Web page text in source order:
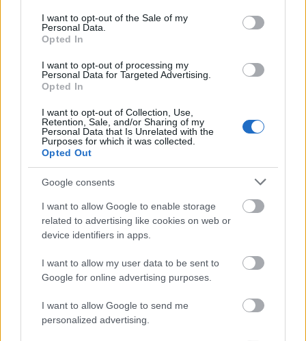
consent section.
I want to opt-out of the Sale of my
Personal Data.
Opted In
I want to opt-out of processing my
Personal Data for Targeted Advertising.
Opted In
I want to opt-out of Collection, Use,
Retention, Sale, and/or Sharing of my
Personal Data that Is Unrelated with the
Purposes for which it was collected.
Opted Out
Google consents
I want to allow Google to enable storage
related to advertising like cookies on web or
device identifiers in apps.
I want to allow my user data to be sent to
Google for online advertising purposes.
I want to allow Google to send me
personalized advertising.
Συντονισμένες κινητοποιήσεις σε κάθε
περιοχή το τριήμερο
κινήματος να οργανώσει τη δράση του.
Παρεμβάσεις γιανομοθετική ρύθμιση
διαγραφής των διώξεων. Είναι απαράδεκτο να
υπάρχει ασυλία για στελέχη που εμπλέκονται
στον ΟΠΕΚΕΠΕ και ταυτόχρονα να διώκονται
αγρότες που αγωνίζονται. Ζητείται να τεθούν
στο αρχείο όλες οι διώξεις για τις
κινητοποιήσεις του χειμώνα. Θα ζητηθούν
συναντήσεις με όλα τα κόμματα της Βουλής για
να ασκηθεί πίεση.
μεγάλη κινητοποίηση στις5 Σεπτεμβρίου, μαζί